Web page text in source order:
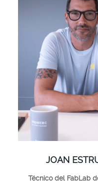
JOAN
Técnico del FabLab